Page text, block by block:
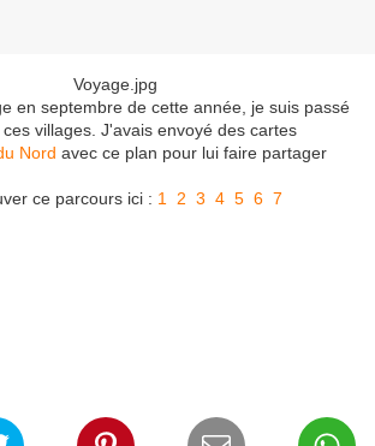
en septembre de cette année, je suis passé
villages. J'avais envoyé des cartes
Nord avec ce plan pour lui faire partager
ce parcours ici : 1 2 3 4 5 6 7